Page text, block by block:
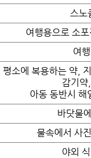
스노
여행용으로 소
여
평소에 복용하는 약,
감기
아동 동반시 해
바닷물
물속에서 사
야외